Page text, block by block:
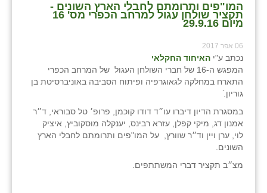
המו"פים ותרומתם לחבלי הארץ השונים -
תקציר שולחן עגול למרחב הכפרי מס' 16
מיום 29.9.16
06 אפר 2017
נכתב ע"י האיחוד החקלאי
המפגש ה-16 של חברי השולחן העגול של המרחב הכפרי
התארח במחלקה לגאוגרפיה ופיתוח הסביבה באוניברסיטת בן
גוריון.ֿ
במסגרת הדיון דיברו עו״ד דודו קוכמן, פרופ׳ טל סבוראי, ד״ר
אמנון דג, מיקי קפלן, עזרא רבינס, יענקלה מוסקוביץ, איציק
לוי, ערן ויין וד״ר שוורץ, על המו"פים ותרומתם לחבלי הארץ
השונים.
מצ״ב תקציר דברי המשתתפים.